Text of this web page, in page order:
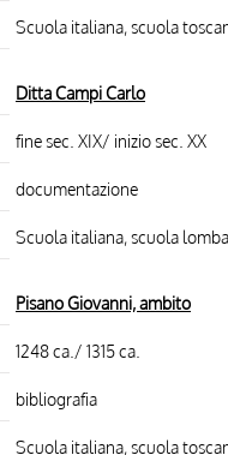
Scuola italiana, scuola
Ditta Campi Carlo
fine sec. XIX/ inizio sec. XX
documentazione
Scuola italiana, scuola
Pisano Giovanni, ambito
1248 ca./ 1315 ca.
bibliografia
Scuola italiana, scuola